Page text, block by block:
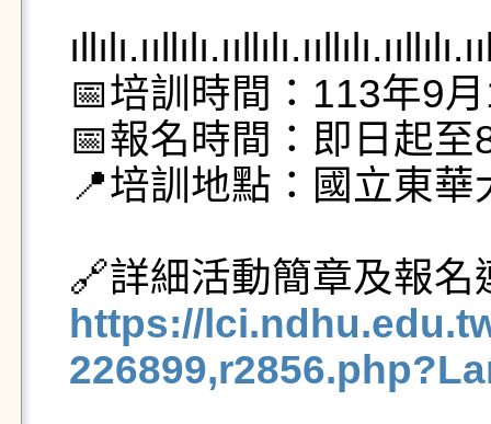
📅培訓時間：113年9
📅報名時間：即日起
📍培訓地點：國立東
https://